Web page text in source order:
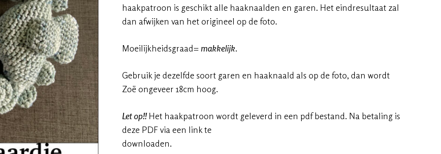
haakpatroon is geschikt alle haaknaalden en garen. Het eindresultaat zal
dan afwijken van het origineel op de foto.
Moeilijkheidsgraad= makkelijk.
Gebruik je dezelfde soort garen en haaknaald als op de foto, dan wordt
Zoë ongeveer 18cm hoog.
Let op!! Het haakpatroon wordt geleverd in een pdf bestand. Na betaling is
deze PDF via een link te
downloaden.